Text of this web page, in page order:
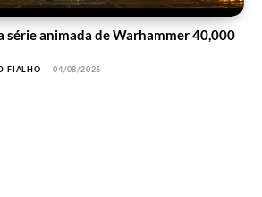
série animada de Warhammer 40,000
FIALHO - 04/08/2026